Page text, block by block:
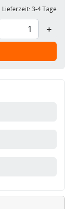
Lieferzeit:3-4 Tage
+